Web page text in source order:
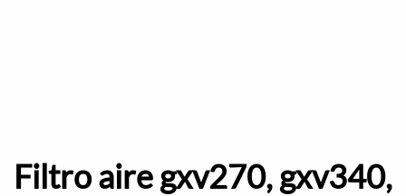
Filtro aire gxv270, gxv340,